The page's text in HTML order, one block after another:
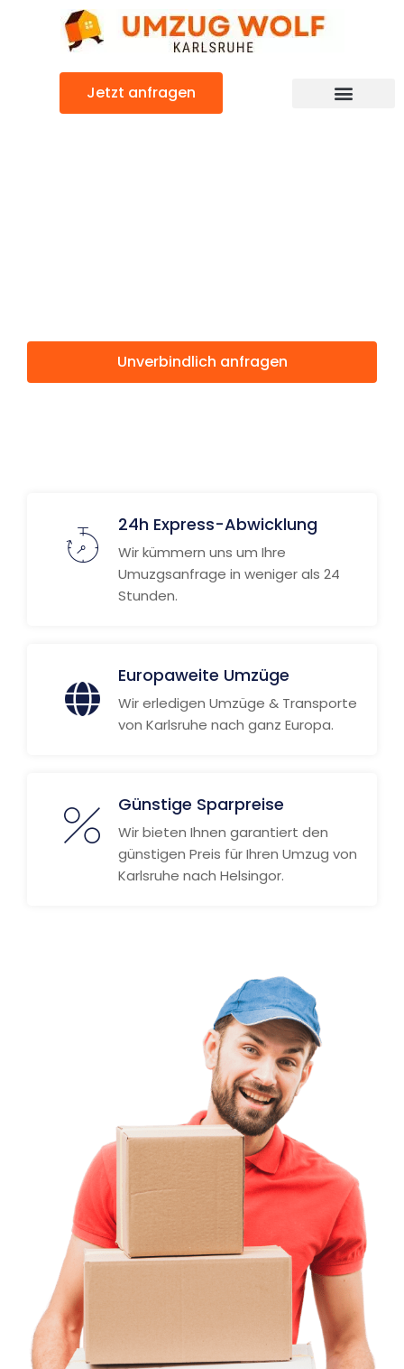
Jetzt anfragen
Unverbindlich anfragen
24h Express-Abwicklung
Wir kümmern uns um Ihre
Umuzgsanfrage in weniger als 24
Stunden.
Europaweite Umzüge
Wir erledigen Umzüge & Transporte
von Karlsruhe nach ganz Europa.
Günstige Sparpreise
Wir bieten Ihnen garantiert den
günstigen Preis für Ihren Umzug von
Karlsruhe nach Helsingor.